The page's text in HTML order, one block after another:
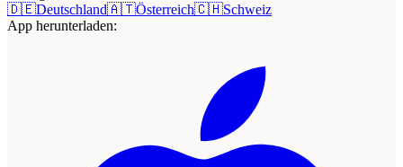
🇩🇪Deutschland🇦🇹Österreich🇨🇭Schweiz
App herunterladen: